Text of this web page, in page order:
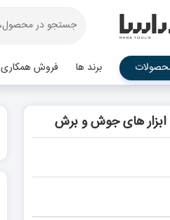
برند ها فروش همکاری
های جوش و برش